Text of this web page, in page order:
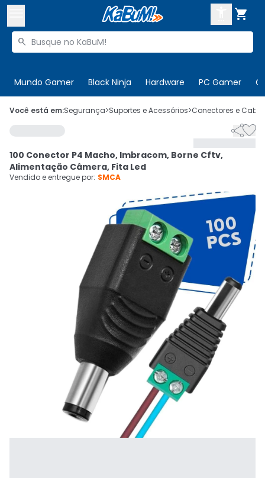

Buscar produtos

Mundo Gamer Black Ninja Hardware PC Gamer
 Olá. Acesse sua conta
 Departamentos
 Cupons
Ativar tradutor em libras
CADASTRE-SE
Você está em:Segurança>Suportes e Acessórios>Conectores e

100 Conector P4 Macho, Imbracom, Borne Cftv,
Alimentação Câmera, Fita Led
Vendido e entregue por: SMCA